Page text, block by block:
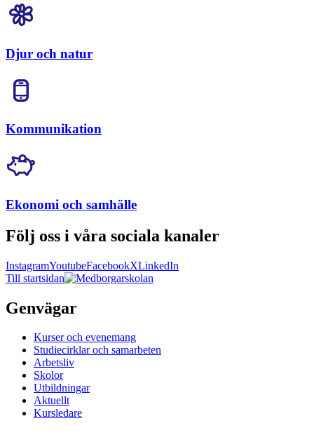
Djur och natur
Kommunikation
Ekonomi och samhälle
Följ oss i våra sociala kanaler
InstagramYoutubeFacebookXLinkedIn
Till startsidan
Genvägar
Kurser och evenemang
Studiecirklar och samarbeten
Arbetsliv
Skolor
Utbildningar
Aktuellt
Kursledare